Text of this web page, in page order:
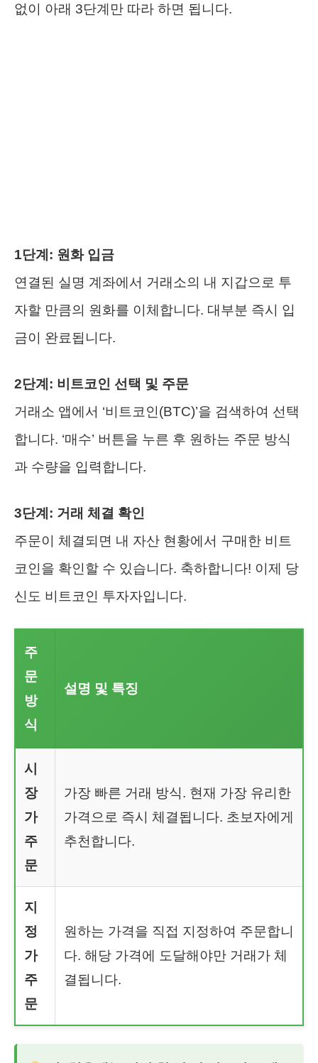
없이 아래 3단계만 따라 하면 됩니다.
1단계: 원화 입금
연결된 실명 계좌에서 거래소의 내 지갑으로 투
자할 만큼의 원화를 이체합니다. 대부분 즉시 입
금이 완료됩니다.
2단계: 비트코인 선택 및 주문
거래소 앱에서 ‘비트코인(BTC)’을 검색하여 선택
합니다. ‘매수’ 버튼을 누른 후 원하는 주문 방식
과 수량을 입력합니다.
3단계: 거래 체결 확인
주문이 체결되면 내 자산 현황에서 구매한 비트
코인을 확인할 수 있습니다. 축하합니다! 이제 당
신도 비트코인 투자자입니다.
주
문
방
식
설명 및 특징
시
장
가
주
문
가장 빠른 거래 방식. 현재 가장 유리한
가격으로 즉시 체결됩니다. 초보자에게
추천합니다.
지
정
가
주
문
원하는 가격을 직접 지정하여 주문합니
다. 해당 가격에 도달해야만 거래가 체
결됩니다.